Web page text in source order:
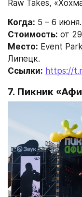
Raw Takes,
Когда: 5 – 6 июня.
Стоимость: от
Место: Event
Липецк.
Ссылки: https://
7. Пикник